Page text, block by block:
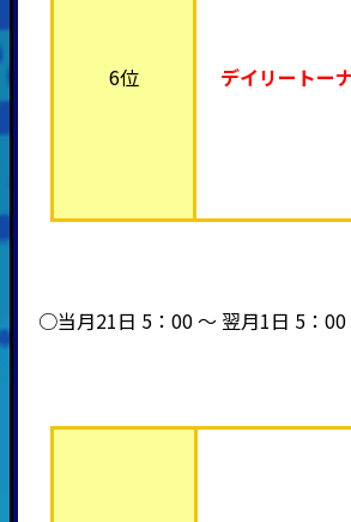
6位 デイリートー
○当月21日 5：00 ～ 翌月1日 5：00